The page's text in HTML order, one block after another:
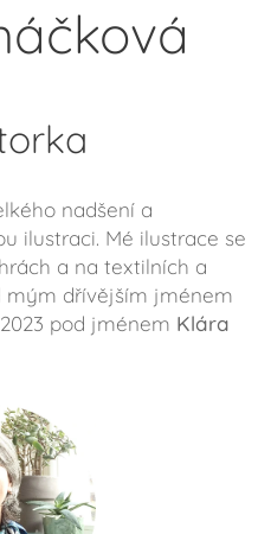
nadšení a
ilustraci. Mé ilustrace se
a na textilních a
mým dřívějším jménem
2023 pod jménem Klára